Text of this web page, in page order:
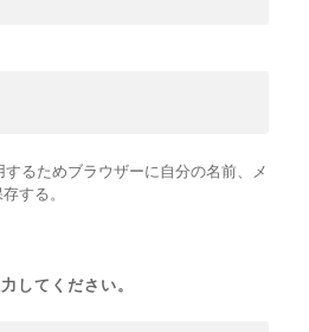
るためブラウザーに自分の名前、メ
する。
してください。